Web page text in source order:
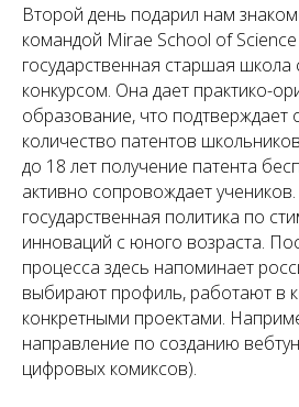
Второй день подарил нам
командой Mirae School of
государственная старшая
конкурсом. Она дает практико-
образование, что подтверждает
количество патентов
до 18 лет получение патента
активно сопровождает
государственная политика по
инноваций с юного возраста.
процесса здесь напоминает
выбирают профиль, работают в
конкретными проектами.
направление по созданию
цифровых комиксов).